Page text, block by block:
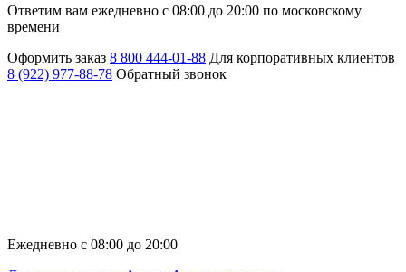
Ответим вам ежедневно с 08:00 до 20:00 по московскому
времени
Оформить заказ 8 800 444-01-88 Для корпоративных клиентов
8 (922) 977-88-78 Обратный звонок
Ежедневно с 08:00 до 20:00